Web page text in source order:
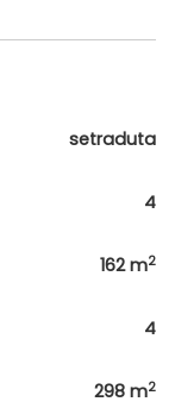
setraduta
4
162m2
4
298 m2